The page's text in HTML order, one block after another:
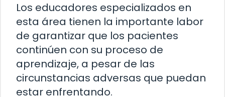
Los educadores especializados en
esta área tienen la importante labor
de garantizar que los pacientes
continúen con su proceso de
aprendizaje, a pesar de las
circunstancias adversas que puedan
estar enfrentando.